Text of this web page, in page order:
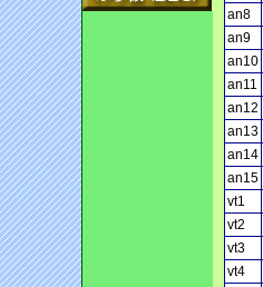
an8
an9
an10
an11
an12
an13
an14
an15
vt1
vt2
vt3
vt4